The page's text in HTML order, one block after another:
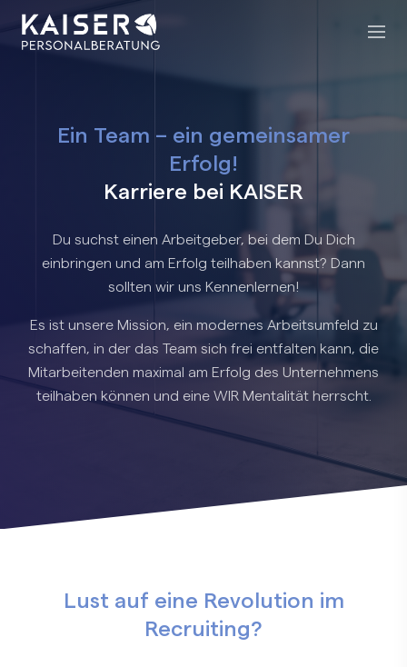
Ein Team – ein gemeinsamer
Erfolg!
Karriere bei KAISER
Du suchst einen Arbeitgeber, bei dem Du Dich
einbringen und am Erfolg teilhaben kannst? Dann
sollten wir uns Kennenlernen!
Es ist unsere Mission, ein modernes Arbeitsumfeld zu
schaffen, in der das Team sich frei entfalten kann, die
Mitarbeitenden maximal am Erfolg des Unternehmens
teilhaben können und eine WIR Mentalität herrscht.
Lust auf eine Revolution im
Recruiting?